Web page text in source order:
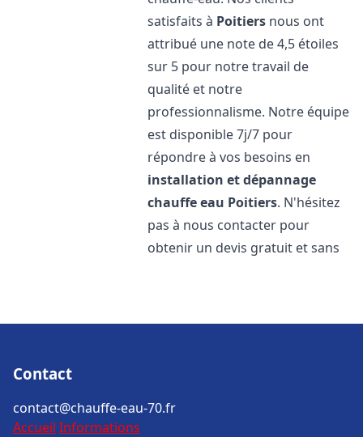
satisfaits à Poitiers nous ont
attribué une note de 4,5 étoiles
sur 5 pour notre travail de
qualité et notre
professionnalisme. Notre équipe
est disponible 7j/7 pour
répondre à vos besoins en
installation et dépannage
chauffe eau Poitiers. N'hésitez
pas à nous contacter pour
obtenir un devis gratuit et sans
Contact
contact@chauffe-eau-70.fr
Accueil Informations